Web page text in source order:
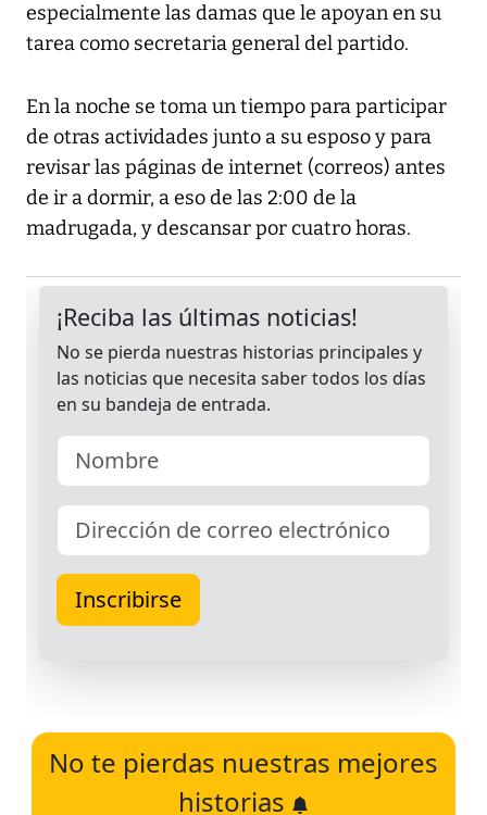
especialmente las damas que le apoyan en su
tarea como secretaria general del partido.
En la noche se toma un tiempo para participar
de otras actividades junto a su esposo y para
revisar las páginas de internet (correos) antes
de ir a dormir, a eso de las 2:00 de la
madrugada, y descansar por cuatro horas.
No te pierdas nuestras mejores
historias